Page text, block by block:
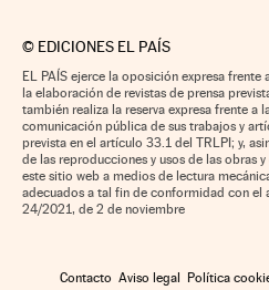
© EDICIONES EL PAÍS
EL PAÍS ejerce la oposición expresa frente
la elaboración de revistas de prensa
también realiza la reserva expresa frente a
comunicación pública de sus trabajos y
prevista en el artículo 33.1 del TRLPI; y,
de las reproducciones y usos de las obras
este sitio web a medios de lectura
adecuados a tal fin de conformidad con el
24/2021, de 2 de noviembre
Contacto Aviso legal Política